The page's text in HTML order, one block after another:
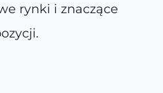
rynki i znaczące